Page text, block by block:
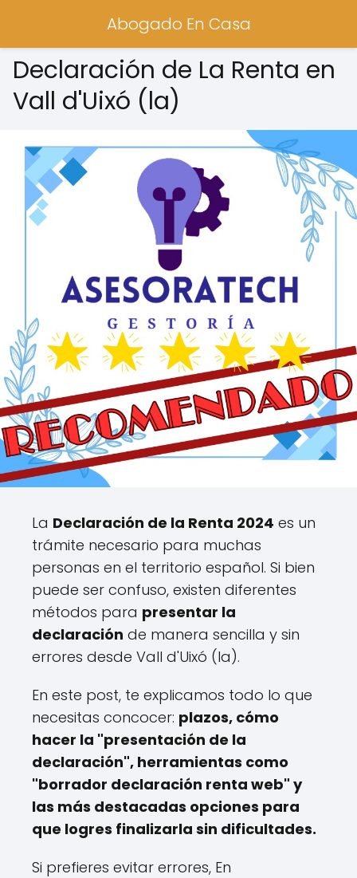
Abogado En Casa
Declaración de La Renta en
Vall d'Uixó (la)
La Declaración de la Renta 2024 es un
trámite necesario para muchas
personas en el territorio español. Si bien
puede ser confuso, existen diferentes
métodos para presentar la
declaración de manera sencilla y sin
errores desde Vall d'Uixó (la).
En este post, te explicamos todo lo que
necesitas concocer: plazos, cómo
hacer la "presentación de la
declaración", herramientas como
"borrador declaración renta web" y
las más destacadas opciones para
que logres finalizarla sin dificultades.
Si prefieres evitar errores, En